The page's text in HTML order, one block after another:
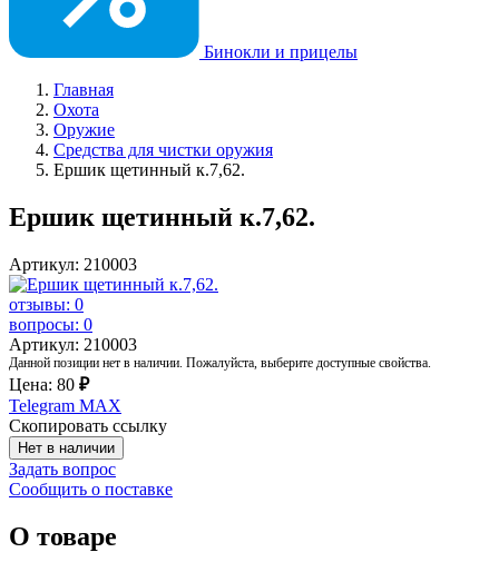
Бинокли и прицелы
Главная
Охота
Оружие
Средства для чистки оружия
Ершик щетинный к.7,62.
Ершик щетинный к.7,62.
Артикул: 210003
отзывы: 0
вопросы: 0
Артикул: 210003
Данной позиции нет в наличии. Пожалуйста, выберите доступные свойства.
Цена: 80 ₽
Telegram MAX
Скопировать ссылку
Нет в наличии
Задать вопрос
Сообщить о поставке
О товаре